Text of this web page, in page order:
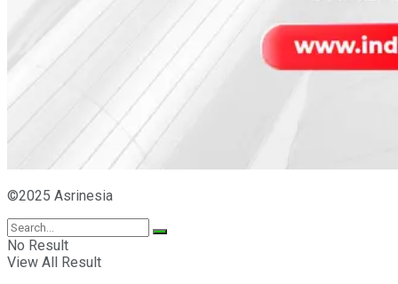
©2025 Asrinesia
No Result
View All Result